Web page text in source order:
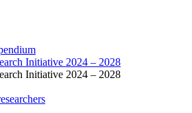
Initiative 2024 – 2028
Initiative 2024 – 2028